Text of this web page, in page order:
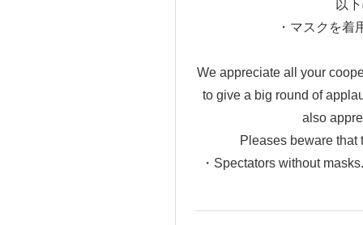
以
・マスクを
We appreciate all your
to give a big round of
also
Pleases beware
・Spectators without